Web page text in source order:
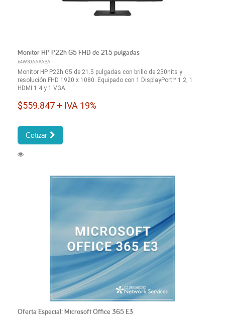
Monitor HP P22h G5 FHD de 21.5 pulgadas
64W30AA#ABA
Monitor HP P22h G5 de 21.5 pulgadas con brillo de 250nits y
resolución FHD 1920 x 1080. Equipado con 1 DisplayPort™ 1.2, 1
HDMI 1.4 y 1 VGA.
$559.847 + IVA 19%
Cotizar
Oferta Especial: Microsoft Office 365 E3